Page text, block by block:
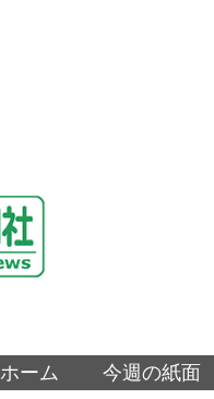
ホーム 今週の紙面